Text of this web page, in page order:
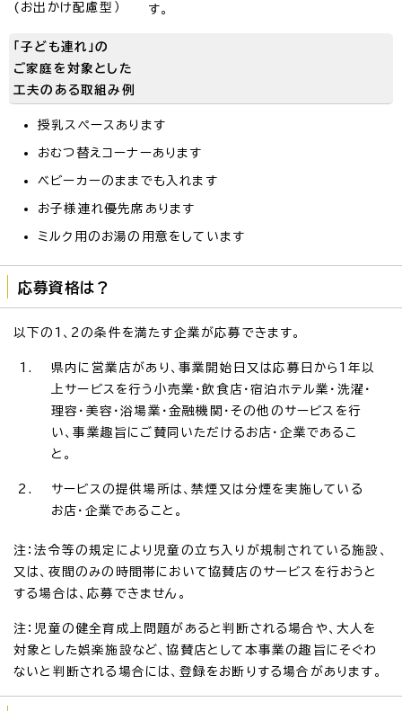
(お出かけ配慮型）
す。
「子ども連れ」の
ご家庭を対象とした
工夫のある取組み例
授乳スペースあります
おむつ替えコーナーあります
ベビーカーのままでも入れます
お子様連れ優先席あります
ミルク用のお湯の用意をしています
応募資格は？
以下の1、2の条件を満たす企業が応募できます。
県内に営業店があり、事業開始日又は応募日から1年以
上サービスを行う小売業・飲食店・宿泊ホテル業・洗濯・
理容・美容・浴場業・金融機関・その他のサービスを行
い、事業趣旨にご賛同いただけるお店・企業であるこ
と。
サービスの提供場所は、禁煙又は分煙を実施している
お店・企業であること。
注：法令等の規定により児童の立ち入りが規制されている施設、
又は、夜間のみの時間帯において協賛店のサービスを行おうと
する場合は、応募できません。
注：児童の健全育成上問題があると判断される場合や、大人を
対象とした娯楽施設など、協賛店として本事業の趣旨にそぐわ
ないと判断される場合には、登録をお断りする場合があります。